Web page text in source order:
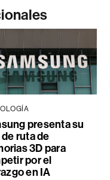
presenta su
ruta de
3D para
por el
en IA